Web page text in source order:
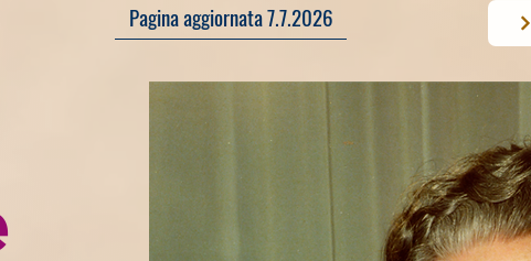
Pagina aggiornata 7.7.2026